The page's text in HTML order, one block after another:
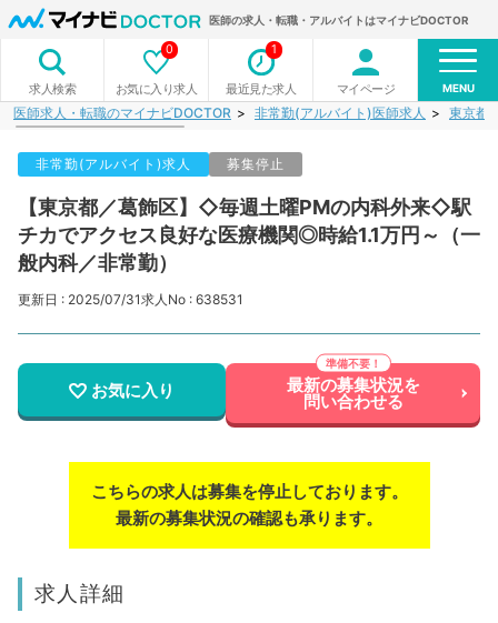
医師の求人・転職・アルバイトはマイナビDOCTOR
求人検索 お気に入り求人
0
最近見た求人
1
マイページ MENU
医師求人・転職のマイナビDOCTOR 非常勤(アルバイト)医師求人 東京都
非常勤(アルバイト)求人 募集停止
【東京都／葛飾区】◇毎週土曜PMの内科外来◇駅
チカでアクセス良好な医療機関◎時給1.1万円～（一
般内科／非常勤）
更新日 : 2025/07/31求人No : 638531
お気に入り 最新の募集状況を
問い合わせる
こちらの求人は募集を停止しております。
最新の募集状況の確認も承ります。
求人詳細